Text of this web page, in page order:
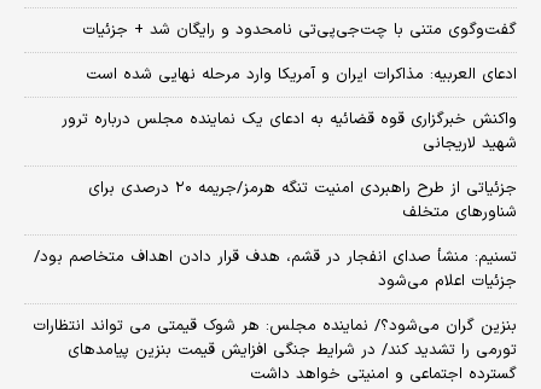
گفت‌وگوی متنی با چت‌جی‌پی‌تی نامحدود و رایگان شد + جزئیات
ادعای العربیه: مذاکرات ایران و آمریکا وارد مرحله نهایی شده است
واکنش خبرگزاری قوه قضائیه به ادعای یک نماینده مجلس درباره ترور
شهید لاریجانی
جزئیاتی از طرح راهبردی امنیت تنگه هرمز/جریمه ۲۰ درصدی برای
شناورهای متخلف
تسنیم: منشأ صدای انفجار در قشم، هدف قرار دادن اهداف متخاصم بود/
جزئیات اعلام می‌شود
بنزین گران می‌شود؟/ نماینده مجلس: هر شوک قیمتی می تواند انتظارات
تورمی را تشدید کند/ در شرایط جنگی افزایش قیمت بنزین پیامدهای
گسترده اجتماعی و امنیتی خواهد داشت